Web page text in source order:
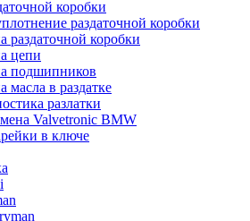
коробки
раздаточной коробки
раздаточной коробки
цепи
подшипников
масла в раздатке
разлатки
Valvetronic BMW
в ключе